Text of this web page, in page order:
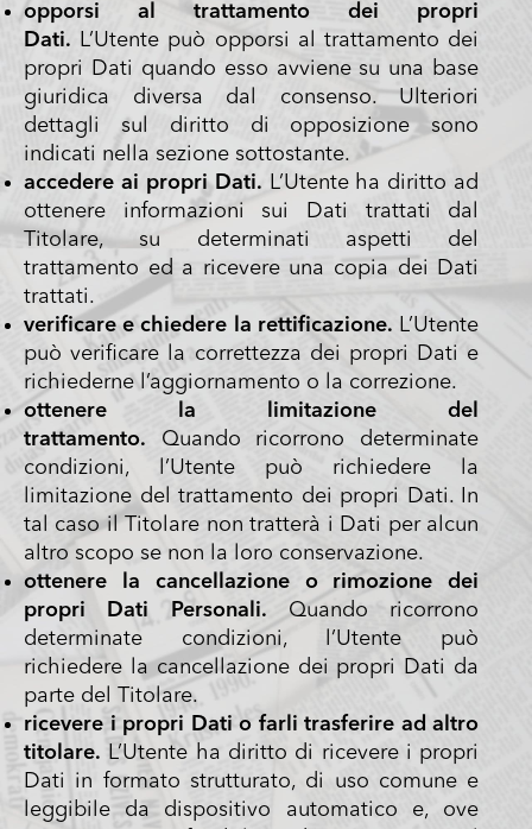
opporsi al trattamento dei propri
Dati. L’Utente può opporsi al trattamento dei
propri Dati quando esso avviene su una base
giuridica diversa dal consenso. Ulteriori
dettagli sul diritto di opposizione sono
indicati nella sezione sottostante.
accedere ai propri Dati. L’Utente ha diritto ad
ottenere informazioni sui Dati trattati dal
Titolare, su determinati aspetti del
trattamento ed a ricevere una copia dei Dati
trattati.
verificare e chiedere la rettificazione. L’Utente
può verificare la correttezza dei propri Dati e
richiederne l’aggiornamento o la correzione.
ottenere la limitazione del
trattamento. Quando ricorrono determinate
condizioni, l’Utente può richiedere la
limitazione del trattamento dei propri Dati. In
tal caso il Titolare non tratterà i Dati per alcun
altro scopo se non la loro conservazione.
ottenere la cancellazione o rimozione dei
propri Dati Personali. Quando ricorrono
determinate condizioni, l’Utente può
richiedere la cancellazione dei propri Dati da
parte del Titolare.
ricevere i propri Dati o farli trasferire ad altro
titolare. L’Utente ha diritto di ricevere i propri
Dati in formato strutturato, di uso comune e
leggibile da dispositivo automatico e, ove